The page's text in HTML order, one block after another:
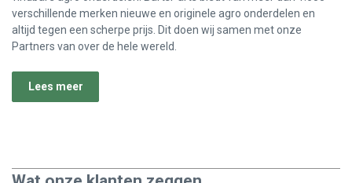
verschillende merken nieuwe en originele agro onderdelen en
altijd tegen een scherpe prijs. Dit doen wij samen met onze
Partners van over de hele wereld.
Lees meer